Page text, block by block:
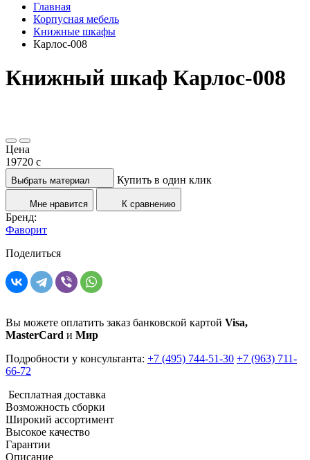
Главная
Корпусная мебель
Книжные шкафы
Карлос-008
Книжный шкаф Карлос-008
Цена
19720 c
Выбрать материал Купить в один клик
Мне нравится К сравнению
Бренд:
Фаворит
Поделиться
Вы можете оплатить заказ банковской картой Visa,
MasterCard и Мир
Подробности у консультанта: +7 (495) 744-51-30 +7 (963) 711-
66-72
Бесплатная доставка
Возможность сборки
Широкий ассортимент
Высокое качество
Гарантии
Описание